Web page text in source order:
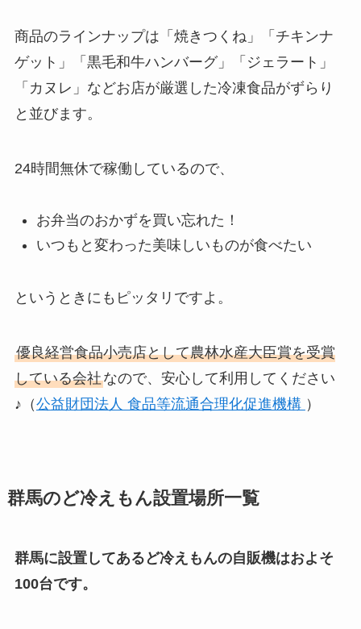
商品のラインナップは「焼きつくね」「チキンナ
ゲット」「黒毛和牛ハンバーグ」「ジェラート」
「カヌレ」などお店が厳選した冷凍食品がずらり
と並びます。
24時間無休で稼働しているので、
お弁当のおかずを買い忘れた！
いつもと変わった美味しいものが食べたい
というときにもピッタリですよ。
優良経営食品小売店として農林水産大臣賞を受賞
している会社なので、安心して利用してください
♪（公益財団法人 食品等流通合理化促進機構 ）
群馬のど冷えもん設置場所一覧
群馬に設置してあるど冷えもんの自販機はおよそ
100台です。